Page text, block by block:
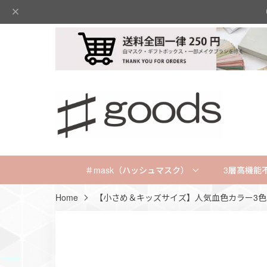
＃mask（ハッシュマスク） 3層高機能
Home 【小さめ＆キッズサイズ】人気血色カラー3